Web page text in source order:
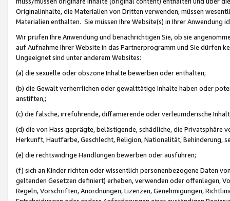
Originalinhalte, die Materialien von Dritten verwenden, müssen
Materialien enthalten. Sie müssen Ihre Website(s) in Ihrer Anwendung
Wir prüfen Ihre Anwendung und benachrichtigen Sie, ob sie
auf Aufnahme Ihrer Website in das Partnerprogramm und Sie dürfen
Ungeeignet sind unter anderem Websites:
(a) die sexuelle oder obszöne Inhalte bewerben oder enthalten;
(b) die Gewalt verherrlichen oder gewalttätige Inhalte haben oder
anstiften,;
(c) die falsche, irreführende, diffamierende oder verleumderische
(d) die von Hass geprägte, belästigende, schädliche, die Privatsphäre
Herkunft, Hautfarbe, Geschlecht, Religion, Nationalität, Behinderung,
(e) die rechtswidrige Handlungen bewerben oder ausführen;
(f) sich an Kinder richten oder wissentlich personenbezogene Daten
geltenden Gesetzen definiert) erheben, verwenden oder offenlegen,
Regeln, Vorschriften, Anordnungen, Lizenzen, Genehmigungen,